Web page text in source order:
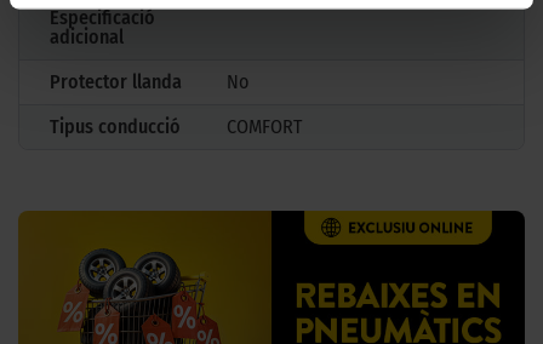
Especificació
adicional
Protector llanda
No
Tipus conducció
COMFORT